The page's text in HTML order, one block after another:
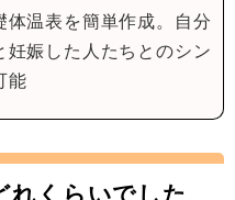
温表を簡単作成。自分
妊娠した人たちとのシン
能
れくらいでした